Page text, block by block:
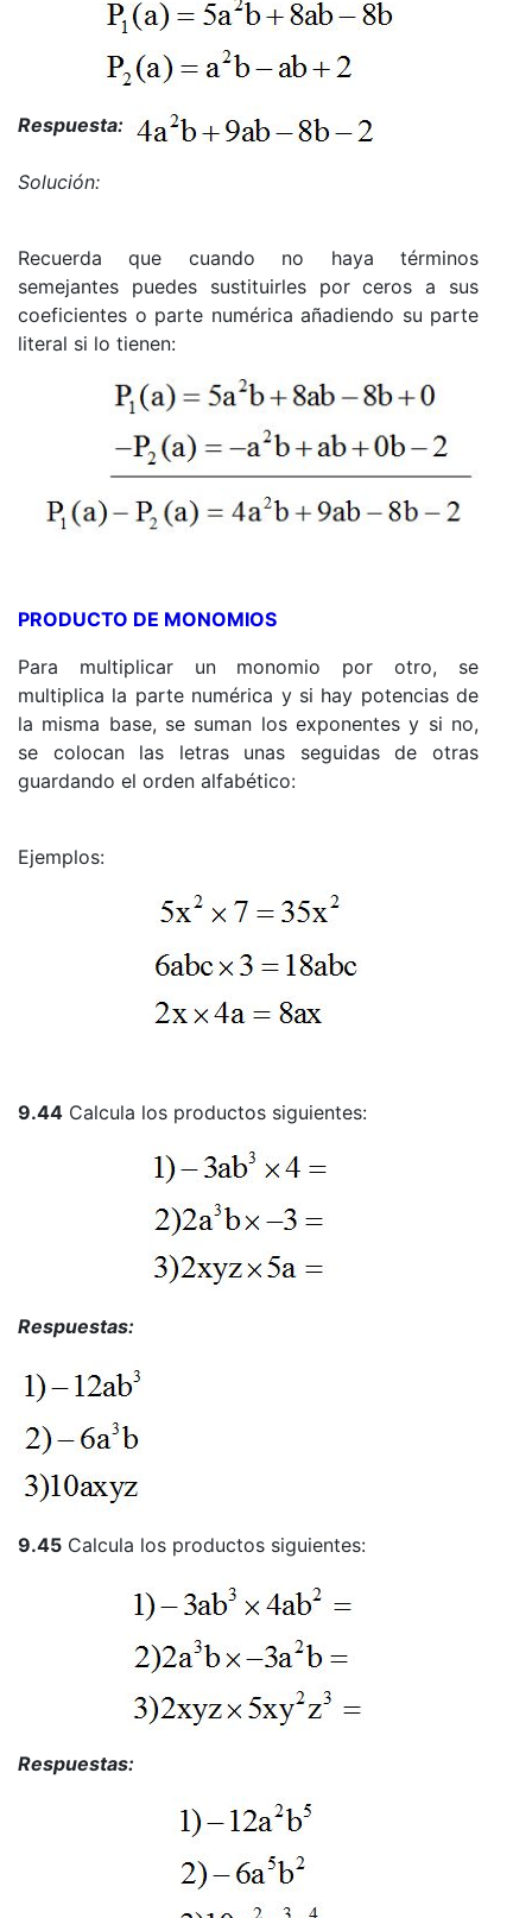
Respuesta:
Solución:
Recuerda que cuando no haya términos
semejantes puedes sustituirles por ceros a sus
coeficientes o parte numérica añadiendo su parte
literal si lo tienen:
PRODUCTO DE MONOMIOS
Para multiplicar un monomio por otro, se
multiplica la parte numérica y si hay potencias de
la misma base, se suman los exponentes y si no,
se colocan las letras unas seguidas de otras
guardando el orden alfabético:
Ejemplos:
9.44 Calcula los productos siguientes:
Respuestas:
9.45 Calcula los productos siguientes:
Respuestas: